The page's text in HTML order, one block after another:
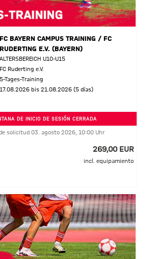
FC BAYERN CAMPUS TRAINING / FC
RUDERTING E.V. (BAYERN)
ALTERSBEREICH U10-U15
FC Ruderting e.V.
5-Tages-Training
17.08.2026 bis 21.08.2026 (5 días)
DE INICIO DE SESIÓN CERRADA
solicitud 03. agosto 2026, 10:00 Uhr
269,00 EUR
incl. equipamiento